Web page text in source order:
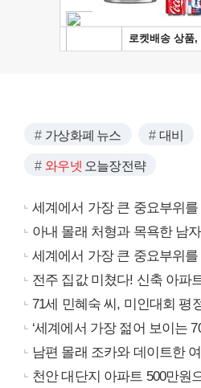
가상화폐 뉴스 대비
와우넷 오늘장전략
세계에서 가장 큰 중요부위
아내 몰래 처형과 목욕한 남
세계에서 가장 큰 중요부위
전주 집값 미쳤다! 신축 아파
71세 민혜숙 씨, 미인대회 평
‘세계에서 가장 젊어 보이는
남편 몰래 조카와 데이트한
천안 대단지 아파트 500만원